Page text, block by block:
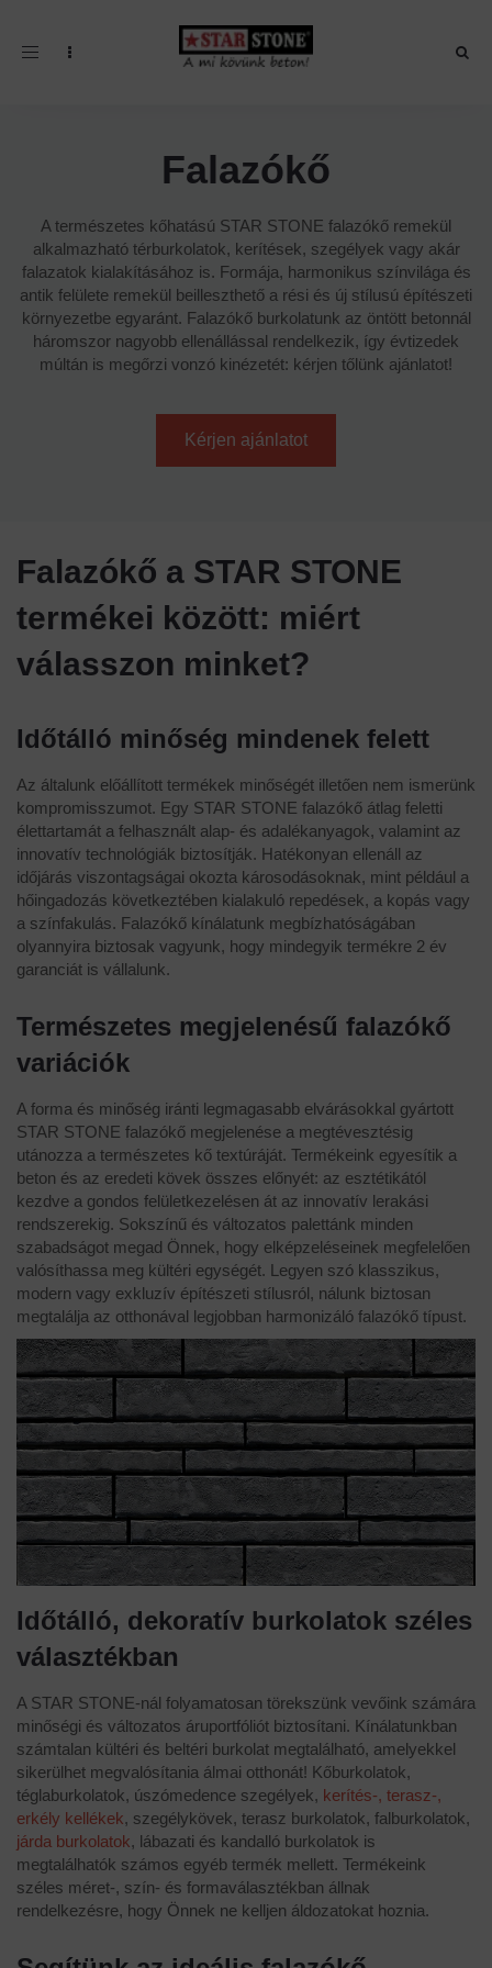
Toggle navigation
Falazókő
A természetes kőhatású STAR STONE falazókő remekül
alkalmazható térburkolatok, kerítések, szegélyek vagy akár
falazatok kialakításához is. Formája, harmonikus színvilága és
antik felülete remekül beilleszthető a rési és új stílusú építészeti
környezetbe egyaránt. Falazókő burkolatunk az öntött betonnál
háromszor nagyobb ellenállással rendelkezik, így évtizedek
múltán is megőrzi vonzó kinézetét: kérjen tőlünk ajánlatot!
Kérjen ajánlatot
Falazókő a STAR STONE
termékei között: miért
válasszon minket?
Időtálló minőség mindenek felett
Az általunk előállított termékek minőségét illetően nem ismerünk
kompromisszumot. Egy STAR STONE falazókő átlag feletti
élettartamát a felhasznált alap- és adalékanyagok, valamint az
innovatív technológiák biztosítják. Hatékonyan ellenáll az
időjárás viszontagságai okozta károsodásoknak, mint például a
hőingadozás következtében kialakuló repedések, a kopás vagy
a színfakulás. Falazókő kínálatunk megbízhatóságában
olyannyira biztosak vagyunk, hogy mindegyik termékre 2 év
garanciát is vállalunk.
Természetes megjelenésű falazókő
variációk
A forma és minőség iránti legmagasabb elvárásokkal gyártott
STAR STONE falazókő megjelenése a megtévesztésig
utánozza a természetes kő textúráját. Termékeink egyesítik a
beton és az eredeti kövek összes előnyét: az esztétikától
kezdve a gondos felületkezelésen át az innovatív lerakási
rendszerekig. Sokszínű és változatos palettánk minden
szabadságot megad Önnek, hogy elképzeléseinek megfelelően
valósíthassa meg kültéri egységét. Legyen szó klasszikus,
modern vagy exkluzív építészeti stílusról, nálunk biztosan
megtalálja az otthonával legjobban harmonizáló falazókő típust.
Időtálló, dekoratív burkolatok széles
választékban
A STAR STONE-nál folyamatosan törekszünk vevőink számára
minőségi és változatos áruportfóliót biztosítani. Kínálatunkban
számtalan kültéri és beltéri burkolat megtalálható, amelyekkel
sikerülhet megvalósítania álmai otthonát! Kőburkolatok,
téglaburkolatok, úszómedence szegélyek, kerítés-, terasz-,
erkély kellékek, szegélykövek, terasz burkolatok, falburkolatok,
járda burkolatok, lábazati és kandalló burkolatok is
megtalálhatók számos egyéb termék mellett. Termékeink
széles méret-, szín- és formaválasztékban állnak
rendelkezésre, hogy Önnek ne kelljen áldozatokat hoznia.